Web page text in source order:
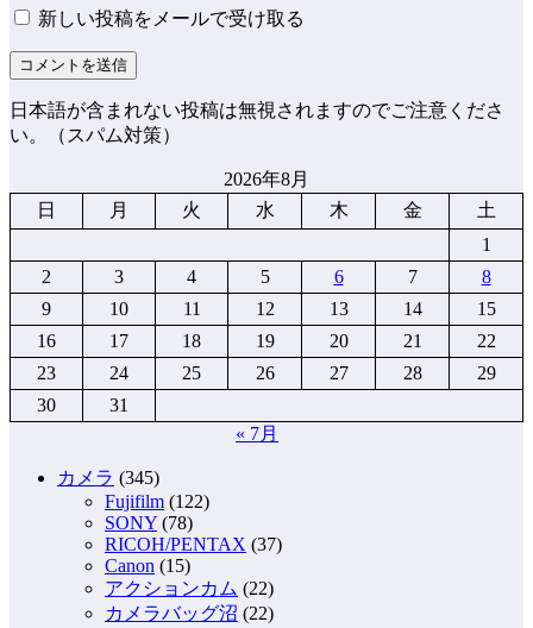
新しい投稿をメールで受け取る
日本語が含まれない投稿は無視されますのでご注意くださ
い。（スパム対策）
2026年8月
日
月 火 水 木 金
土
1
2
3 4 5 6 7
8
9
10 11 12 13 14
15
16
17 18 19 20 21
22
23
24 25 26 27 28
29
30
31
« 7月
カメラ (345)
Fujifilm (122)
SONY (78)
RICOH/PENTAX (37)
Canon (15)
アクションカム (22)
カメラバッグ沼 (22)